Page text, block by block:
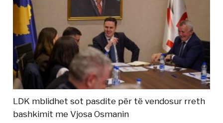
LDK mblidhet sot pasdite për të vendosur rreth
bashkimit me Vjosa Osmanin